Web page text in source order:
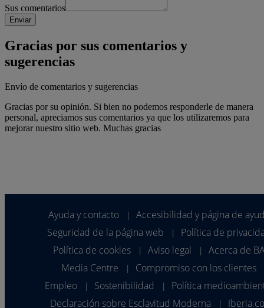
Sus comentarios
Gracias por sus comentarios y
sugerencias
Envío de comentarios y sugerencias
Gracias por su opinión. Si bien no podemos responderle de manera
personal, apreciamos sus comentarios ya que los utilizaremos para
mejorar nuestro sitio web. Muchas gracias
Ayuda y contacto |
Accesibilidad y página de
Seguridad de la página web
|
Política de
Política de cookies
| Aviso legal |
Acerca de
Media Centre
| Compromiso con los clientes
Empleo | Sostenibilidad |
Política
Declaración sobre Esclavitud Moderna
|